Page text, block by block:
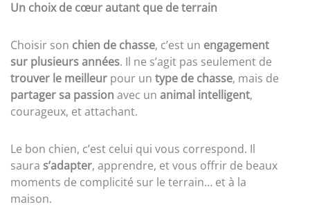
Un choix de cœur autant que de terrain
Choisir son chien de chasse, c’est un engagement
sur plusieurs années. Il ne s’agit pas seulement de
trouver le meilleur pour un type de chasse, mais de
partager sa passion avec un animal intelligent,
courageux, et attachant.
Le bon chien, c’est celui qui vous correspond. Il
saura s’adapter, apprendre, et vous offrir de beaux
moments de complicité sur le terrain… et à la
maison.